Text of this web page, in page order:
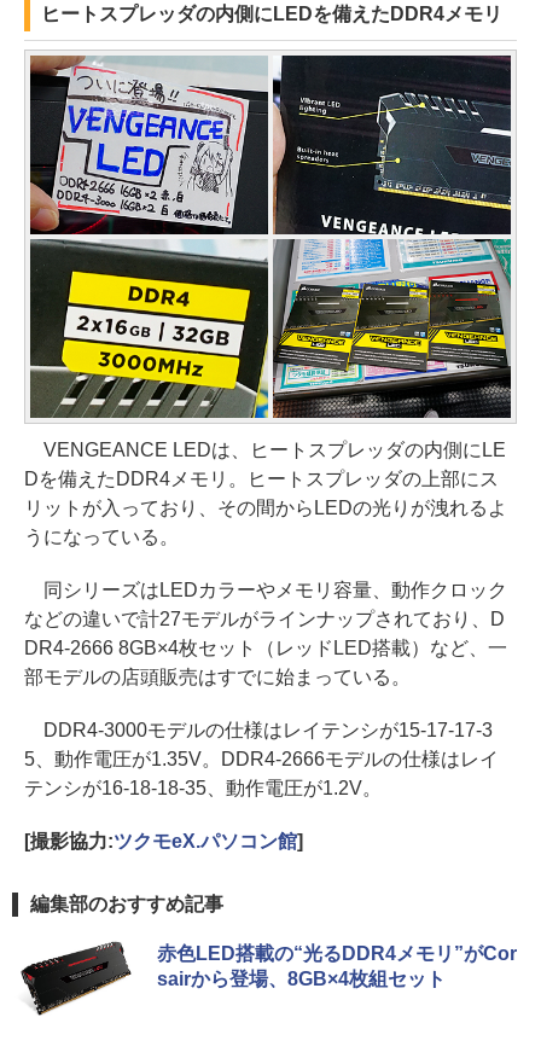
ヒートスプレッダの内側にLEDを備えたDDR4メモリ
VENGEANCE LEDは、ヒートスプレッダの内側にLE
Dを備えたDDR4メモリ。ヒートスプレッダの上部にス
リットが入っており、その間からLEDの光りが洩れるよ
うになっている。
同シリーズはLEDカラーやメモリ容量、動作クロック
などの違いで計27モデルがラインナップされており、D
DR4-2666 8GB×4枚セット（レッドLED搭載）など、一
部モデルの店頭販売はすでに始まっている。
DDR4-3000モデルの仕様はレイテンシが15-17-17-3
5、動作電圧が1.35V。DDR4-2666モデルの仕様はレイ
テンシが16-18-18-35、動作電圧が1.2V。
[撮影協力:ツクモeX.パソコン館]
編集部のおすすめ記事
赤色LED搭載の“光るDDR4メモリ”がCor
sairから登場、8GB×4枚組セット